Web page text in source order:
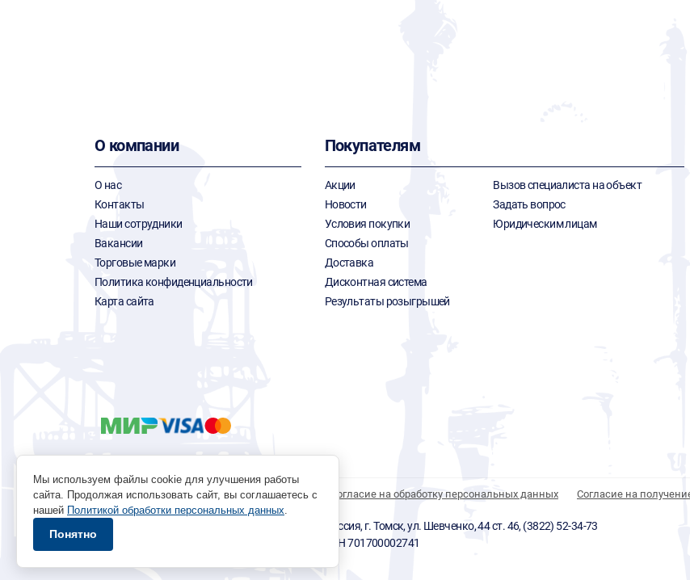
О компании
О нас
Контакты
Наши сотрудники
Вакансии
Торговые марки
Политика конфиденциальности
Карта сайта
Покупателям
Акции
Новости
Условия покупки
Способы оплаты
Доставка
Дисконтная система
Результаты розыгрышей
Вызов специалиста на объект
Задать вопрос
Юридическим лицам
Политика обработки персональных данных Согласие на обработку персональных данных Согласие на
© 1996 - 2026 инструмент парк «Мастер Плюс» Россия, г. Томск, ул. Шевченко, 44 ст. 46, (3822) 52-34-73
okp@masterplus.tomsk.ru ИП Брусницын Д.Н. ИНН 701700002741
Мы используем файлы cookie для улучшения работы
сайта. Продолжая использовать сайт, вы соглашаетесь с
нашей Политикой обработки персональных данных.
Понятно